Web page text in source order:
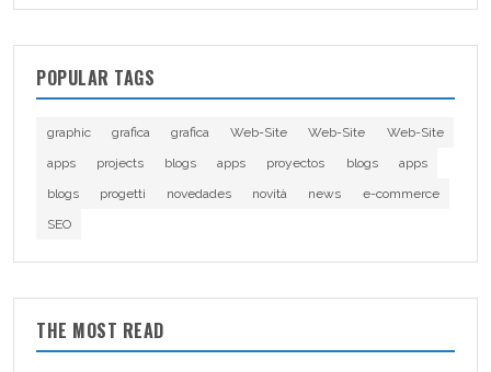
POPULAR TAGS
graphic grafica grafica Web-Site Web-Site
Web-Site
apps
projects blogs apps proyectos blogs
apps
blogs
progetti novedades novità news
e-commerce
SEO
THE MOST READ